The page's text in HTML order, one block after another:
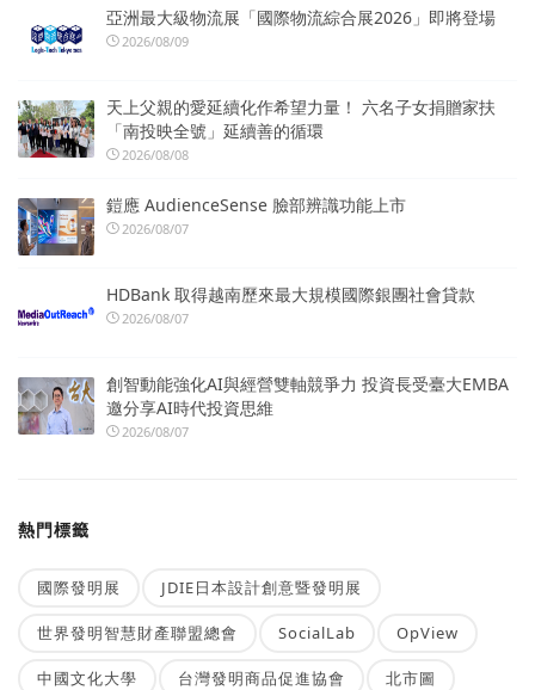
亞洲最大級物流展「國際物流綜合展2026」即將登場
2026/08/09
天上父親的愛延續化作希望力量！ 六名子女捐贈家扶
「南投映全號」延續善的循環
2026/08/08
鎧應 AudienceSense 臉部辨識功能上市
2026/08/07
HDBank 取得越南歷來最大規模國際銀團社會貸款
2026/08/07
創智動能強化AI與經營雙軸競爭力 投資長受臺大EMBA
邀分享AI時代投資思維
2026/08/07
熱門標籤
國際發明展 JDIE日本設計創意暨發明展
世界發明智慧財產聯盟總會 SocialLab OpView
中國文化大學 台灣發明商品促進協會 北市圖